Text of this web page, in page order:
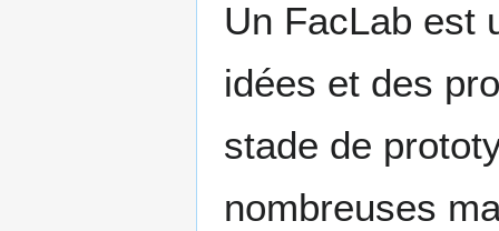
Un FacLab est
idées et des
stade de
nombreuses